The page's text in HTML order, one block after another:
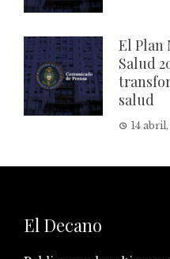
El Plan
Salud
salud
14
El Decano